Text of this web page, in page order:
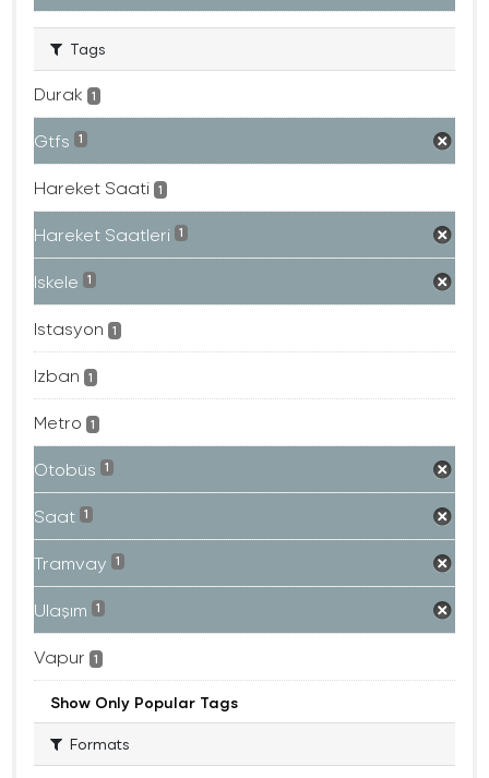
Tags
Durak 1
Gtfs 1
Hareket Saati 1
Hareket Saatleri 1
Iskele 1
Istasyon 1
Izban 1
Metro 1
Otobüs 1
Saat 1
Tramvay 1
Ulaşım 1
Vapur 1
Show Only Popular Tags
Formats